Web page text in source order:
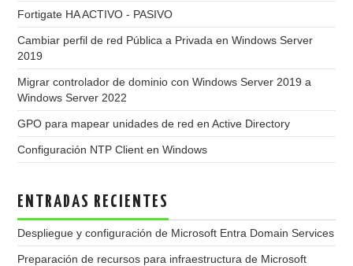
Fortigate HA ACTIVO - PASIVO
Cambiar perfil de red Pública a Privada en Windows Server
2019
Migrar controlador de dominio con Windows Server 2019 a
Windows Server 2022
GPO para mapear unidades de red en Active Directory
Configuración NTP Client en Windows
ENTRADAS RECIENTES
Despliegue y configuración de Microsoft Entra Domain Services
Preparación de recursos para infraestructura de Microsoft